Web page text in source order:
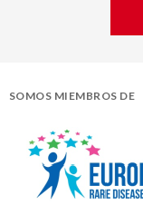
SOMOS MIEMBROS DE